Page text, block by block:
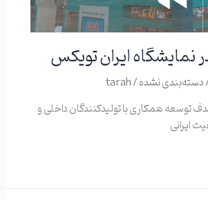
نمایشگاه ایران تویکس
دسته‌بندی نشده/
tarah
توسعه همکاری با تولیدکنندگان داخلی و
ایرانی